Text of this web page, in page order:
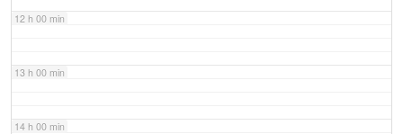
12 h 00 min
13 h 00 min
14 h 00 min